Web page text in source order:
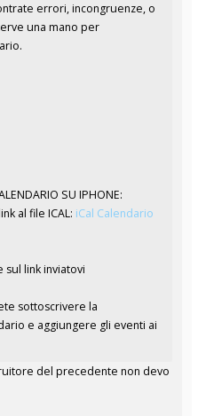
errori, incongruenze, o
una mano per
SU IPHONE:
al file ICAL: iCal Calendario
sul link inviatovi
sottoscrivere la
e aggiungere gli eventi ai
del precedente non devo